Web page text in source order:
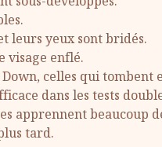
leurs yeux sont bridés.
visage enflé.
celles qui tombent
dans les tests
apprennent beaucoup
tard.